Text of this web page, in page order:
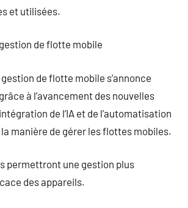
et utilisées.
de flotte mobile
gestion de flotte mobile s’annonce
à l’avancement des nouvelles
de l’IA et de l’automatisation
manière de gérer les flottes mobiles.
permettront une gestion plus
des appareils.